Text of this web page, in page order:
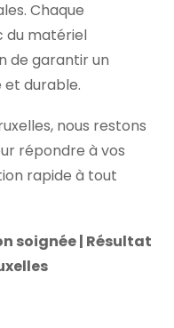
Chaque
du matériel
de garantir un
durable.
nous restons
répondre à vos
rapide à tout
soignée | Résultat